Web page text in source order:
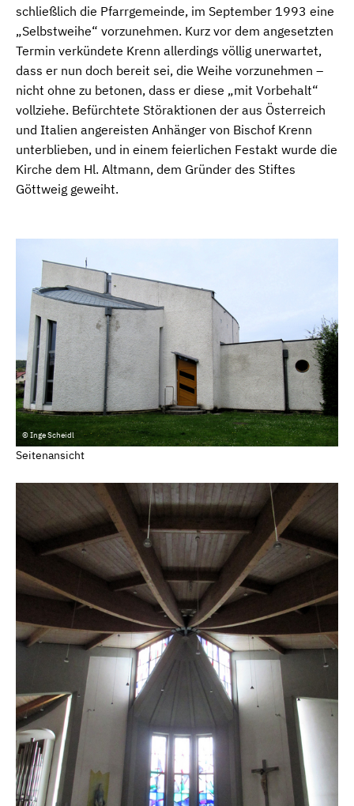
schließlich die Pfarrgemeinde, im September 1993 eine
„Selbstweihe“ vorzunehmen. Kurz vor dem angesetzten
Termin verkündete Krenn allerdings völlig unerwartet,
dass er nun doch bereit sei, die Weihe vorzunehmen –
nicht ohne zu betonen, dass er diese „mit Vorbehalt“
vollziehe. Befürchtete Störaktionen der aus Österreich
und Italien angereisten Anhänger von Bischof Krenn
unterblieben, und in einem feierlichen Festakt wurde die
Kirche dem Hl. Altmann, dem Gründer des Stiftes
Göttweig geweiht.
© Inge Scheidl
Seitenansicht